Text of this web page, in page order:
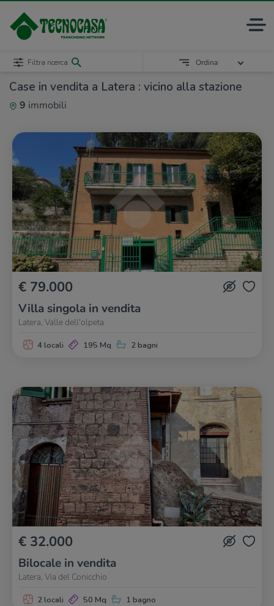
Case in vendita a Latera : vicino alla stazione
9 immobili
Filtra ricerca Ordina
€ 79.000
Villa singola in vendita
Latera, Valle dell'olpeta
4 locali 195 Mq 2 bagni
€ 32.000
Bilocale in vendita
Latera, Via del Conicchio
2 locali 50 Mq 1 bagno